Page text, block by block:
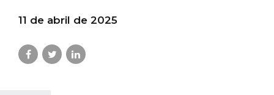
11 de abril de 2025